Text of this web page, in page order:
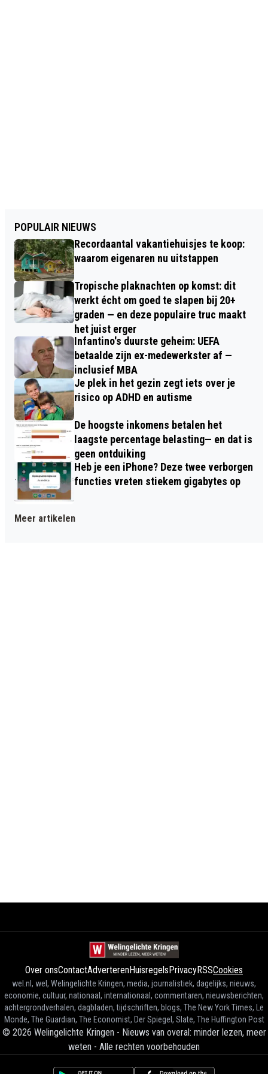
POPULAIR NIEUWS
Recordaantal vakantiehuisjes te koop:
waarom eigenaren nu uitstappen
Tropische plaknachten op komst: dit
werkt écht om goed te slapen bij 20+
graden — en deze populaire truc maakt
het juist erger
Infantino's duurste geheim: UEFA
betaalde zijn ex-medewerkster af —
inclusief MBA
Je plek in het gezin zegt iets over je
risico op ADHD en autisme
De hoogste inkomens betalen het
laagste percentage belasting— en dat is
geen ontduiking
Heb je een iPhone? Deze twee verborgen
functies vreten stiekem gigabytes op
Meer artikelen
Over onsContactAdverterenHuisregels PrivacyRSSCookies
wel.nl, wel, Welingelichte Kringen, media, journalistiek, dagelijks, nieuws,
economie, cultuur, nationaal, internationaal, commentaren, nieuwsberichten,
achtergrondverhalen, dagbladen, tijdschriften, blogs, The New York Times, Le
Monde, The Guardian, The Economist, Der Spiegel, Slate, The Huffington Post
© 2026 Welingelichte Kringen - Nieuws van overal: minder lezen, meer
weten - Alle rechten voorbehouden